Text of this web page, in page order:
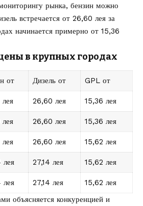
рынка, бензин можно
встречается от 26,60 лея за
начинается примерно от 15,36
в крупных городах
от Дизель от GPL от
26,60 лея 15,36 лея
26,60 лея 15,36 лея
26,60 лея 15,62 лея
27,14 лея 15,62 лея
27,14 лея
15,62 лея
объясняется конкуренцией и